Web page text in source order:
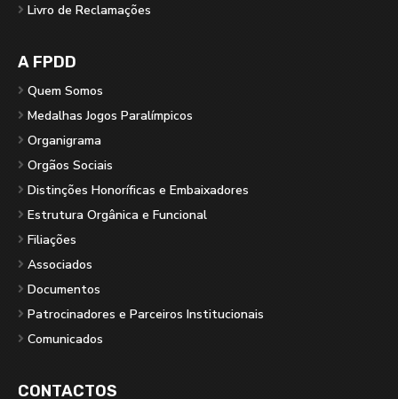
Livro de Reclamações
A FPDD
Quem Somos
Medalhas Jogos Paralímpicos
Organigrama
Orgãos Sociais
Distinções Honoríficas e Embaixadores
Estrutura Orgânica e Funcional
Filiações
Associados
Documentos
Patrocinadores e Parceiros Institucionais
Comunicados
CONTACTOS